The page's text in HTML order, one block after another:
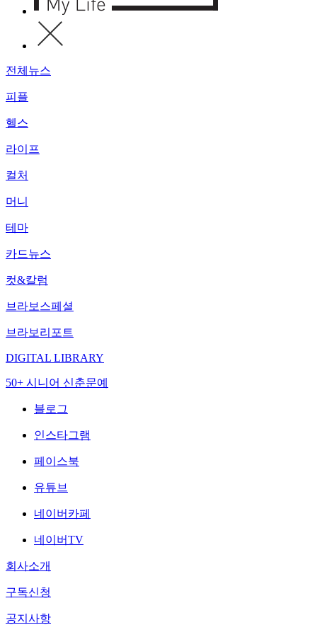
전체뉴스
피플
헬스
라이프
컬처
머니
테마
카드뉴스
컷&칼럼
브라보스페셜
브라보리포트
DIGITAL LIBRARY
50+ 시니어 신춘문예
블로그
인스타그램
페이스북
유튜브
네이버카페
네이버TV
회사소개
구독신청
공지사항